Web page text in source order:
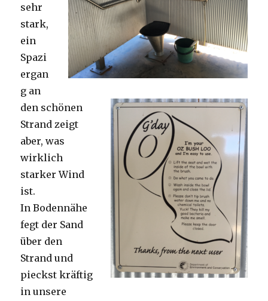
sehr
stark,
ein
Spazi
ergan
g an
den schönen
Strand zeigt
aber, was
wirklich
starker Wind
ist.
In Bodennähe
fegt der Sand
über den
Strand und
pieckst kräftig
in unsere